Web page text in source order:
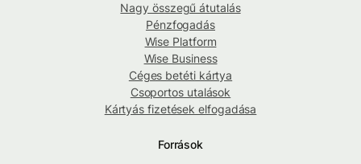
Nagy összegű átutalás
Pénzfogadás
Wise Platform
Wise Business
Céges betéti kártya
Csoportos utalások
Kártyás fizetések elfogadása
Források